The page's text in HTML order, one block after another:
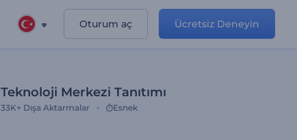
Oturum aç Ücretsiz Deneyin
Teknoloji Merkezi Tanıtımı
33K+ Dışa Aktarmalar Esnek